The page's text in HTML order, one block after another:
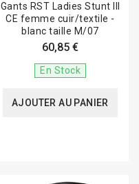
Gants RST Ladies Stunt III
CE femme cuir/textile -
blanc taille M/07
60,85 €
En Stock
AJOUTER AU PANIER